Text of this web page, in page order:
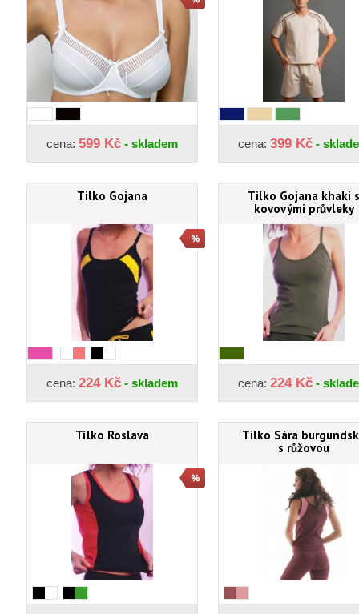
cena: 599 Kč - skladem cena: 399 Kč -
Tilko Gojana
cena: 224 Kč - skladem
Tilko Gojana khaki s
kovovými průvleky
cena: 224 Kč -
Tílko Roslava
Tilko Sára
s růžovou